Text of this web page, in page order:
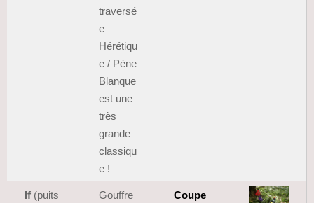
traversé
e
Hérétiqu
e / Pène
Blanque
est une
très
grande
classiqu
e !
If (puits
Gouffre
Coupe